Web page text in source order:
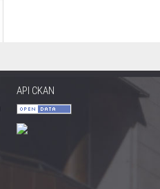
API CKAN